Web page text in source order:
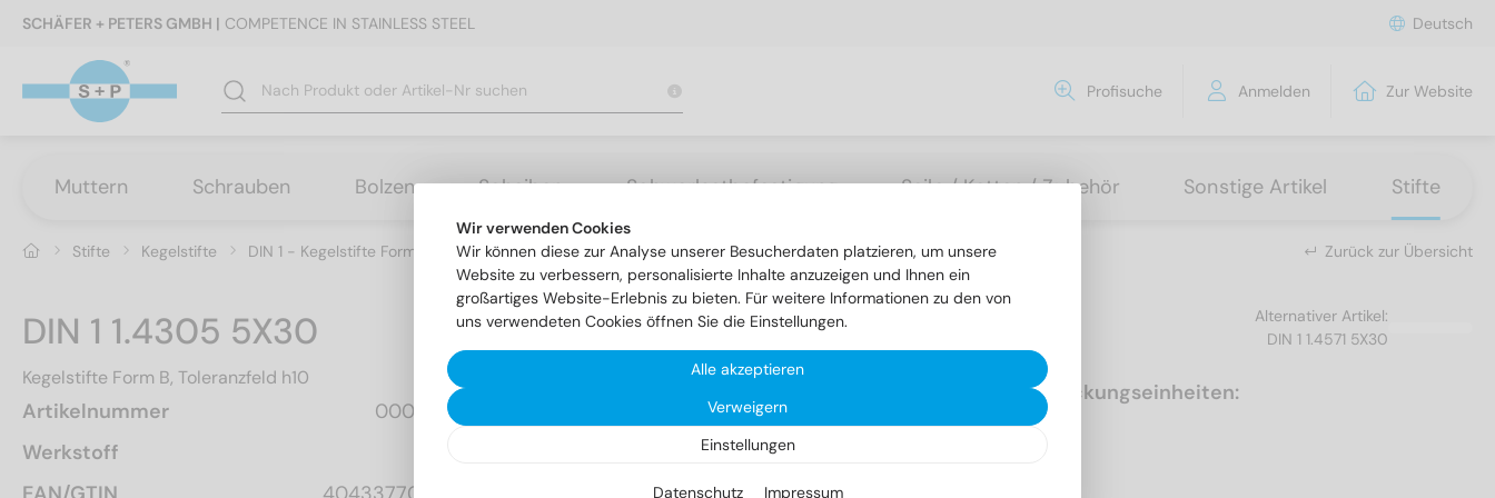
SCHÄFER + PETERS GMBH | COMPETENCE IN STAINLESS STEEL Deutsch
Profisuche Anmelden Zur Website
Muttern Schrauben Bolzen Scheiben Schwerlastbefestigung Seile / Ketten / Zubehör Sonstige Artikel Stifte
Stifte Kegelstifte DIN 1 - Kegelstifte Form B, Toleranzfeld h10 DIN 1 1.4305 5X30 Zurück zur Übersicht
DIN 1 1.4305 5X30
Kegelstifte Form B, Toleranzfeld h10
Artikelnummer
000125  30
Werkstoff
Alternativer Artikel:
DIN 1 1.4571 5X30
Verpackungseinheiten:
Wir verwenden Cookies
Wir können diese zur Analyse unserer Besucherdaten platzieren, um unsere
Website zu verbessern, personalisierte Inhalte anzuzeigen und Ihnen ein
großartiges Website-Erlebnis zu bieten. Für weitere Informationen zu den von
uns verwendeten Cookies öffnen Sie die Einstellungen.
Alle akzeptieren
Verweigern
Einstellungen
Datenschutz Impressum